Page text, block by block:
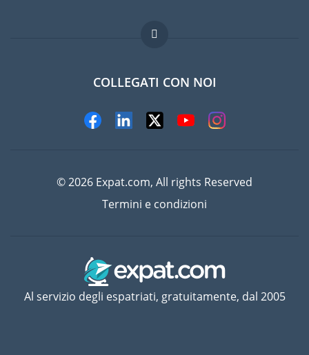
Lavori all'estero
Domande frequenti
COLLEGATI CON NOI
© 2026 Expat.com, All rights Reserved
Termini e condizioni
Al servizio degli espatriati, gratuitamente, dal 2005